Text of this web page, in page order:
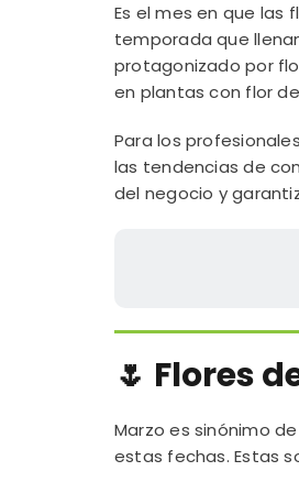
Es el mes en que las
temporada que
protagonizado por
en plantas con flor
Para los
las tendencias de
del negocio y
🌷 Flores
Marzo es sinónimo
estas fechas. Estas